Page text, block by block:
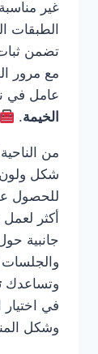
غير
الطبقات
تضمن
مع مرور
عامل في
الخيمة.
من
شكل ولون.
للحصول
أكثر
جانبية
والجلسات
وتساعدك
في
وشكل